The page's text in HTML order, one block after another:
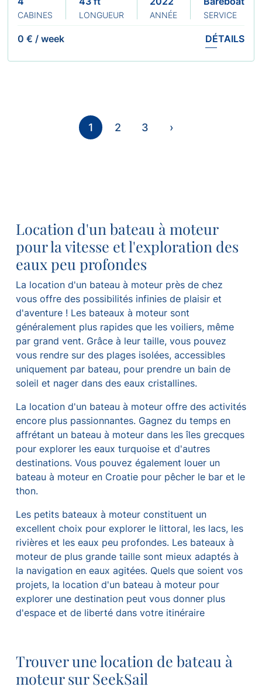
CABINES LONGUEUR ANNÉE SERVICE
0 € / week DÉTAILS
1 2 3 ›
Location d'un bateau à moteur
pour la vitesse et l'exploration des
eaux peu profondes
La location d'un bateau à moteur près de chez
vous offre des possibilités infinies de plaisir et
d'aventure ! Les bateaux à moteur sont
généralement plus rapides que les voiliers, même
par grand vent. Grâce à leur taille, vous pouvez
vous rendre sur des plages isolées, accessibles
uniquement par bateau, pour prendre un bain de
soleil et nager dans des eaux cristallines.
La location d'un bateau à moteur offre des activités
encore plus passionnantes. Gagnez du temps en
affrétant un bateau à moteur dans les îles grecques
pour explorer les eaux turquoise et d'autres
destinations. Vous pouvez également louer un
bateau à moteur en Croatie pour pêcher le bar et le
thon.
Les petits bateaux à moteur constituent un
excellent choix pour explorer le littoral, les lacs, les
rivières et les eaux peu profondes. Les bateaux à
moteur de plus grande taille sont mieux adaptés à
la navigation en eaux agitées. Quels que soient vos
projets, la location d'un bateau à moteur pour
explorer une destination peut vous donner plus
d'espace et de liberté dans votre itinéraire
Trouver une location de bateau à
moteur sur SeekSail